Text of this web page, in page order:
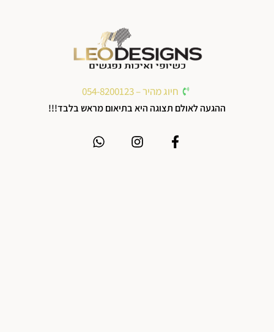
חיוג מהיר – 054-8200123
ההגעה לאולם תצוגה היא בתיאום מראש בלבד!!!